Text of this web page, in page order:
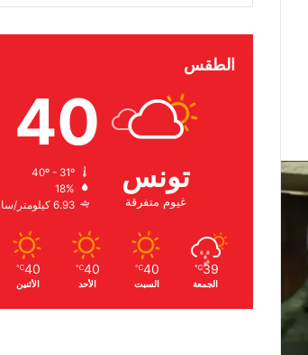
الطقس
تونس
غيوم متفرقة
40
18%
6.93 كيلومتر/ساعة
39
℃
الجمعة
40
℃
السبت
40
℃
الأحد
40
℃
الأثنين